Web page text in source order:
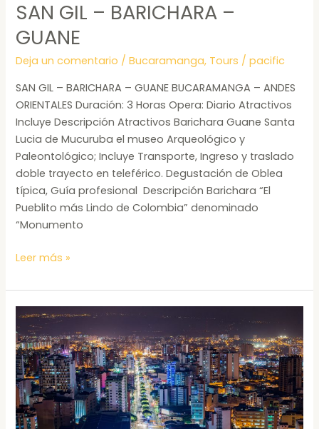
SAN GIL – BARICHARA –
GUANE
Deja un comentario /Bucaramanga, Tours /pacific
SAN GIL – BARICHARA – GUANE BUCARAMANGA – ANDES
ORIENTALES Duración: 3 Horas Opera: Diario Atractivos
Incluye Descripción Atractivos Barichara Guane Santa
Lucia de Mucuruba el museo Arqueológico y
Paleontológico; Incluye Transporte, Ingreso y traslado
doble trayecto en teleférico. Degustación de Oblea
típica, Guía profesional Descripción Barichara “El
Pueblito más Lindo de Colombia” denominado
“Monumento
Leer más »
TOUR
DE
HISTORIA
Y
CULTURA